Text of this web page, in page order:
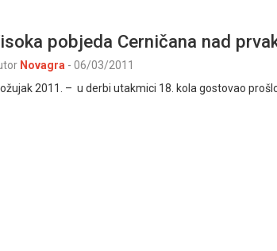
pobjeda Cerničana nad
Novagra - 06/03/2011
2011. – u derbi utakmici 18. kola gostovao